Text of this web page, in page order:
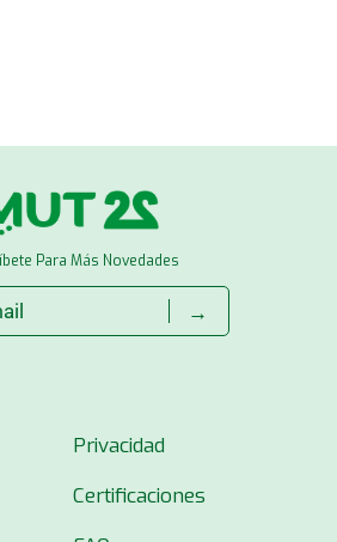
Para Más Novedades
→
Privacidad
Certificaciones